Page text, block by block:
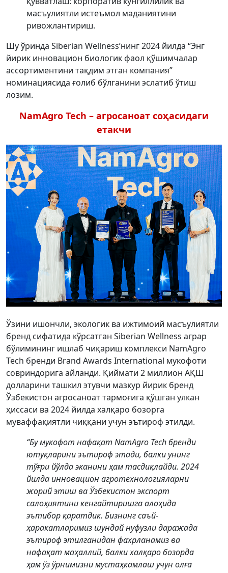
масъулиятли истеъмол маданиятини
ривожлантириш.
Шу ўринда Siberian Wellness’нинг 2024 йилда “Энг
йирик инновацион биологик фаол қўшимчалар
ассортиментини тақдим этган компания”
номинациясида ғолиб бўлганини эслатиб ўтиш
лозим.
NamAgro Tech – агросаноат соҳасидаги
етакчи
Ўзини ишончли, экологик ва ижтимоий масъулиятли
бренд сифатида кўрсатган Siberian Wellness аграр
бўлимининг ишлаб чиқариш комплекси NamAgro
Tech бренди Brand Awards International мукофоти
совриндорига айланди. Қиймати 2 миллион АҚШ
долларини ташкил этувчи мазкур йирик бренд
Ўзбекистон агросаноат тармоғига қўшган улкан
ҳиссаси ва 2024 йилда халқаро бозорга
муваффақиятли чиққани учун эътироф этилди.
“Бу мукофот нафақат NamAgro Tech бренди
ютуқларини эътироф этади, балки унинг
тўғри йўлда эканини ҳам тасдиқлайди. 2024
йилда инновацион агротехнологияларни
жорий этиш ва Ўзбекистон экспорт
салоҳиятини кенгайтиришга алоҳида
эътибор қаратдик. Бизнинг саъй-
ҳаракатларимиз шундай нуфузли даражада
эътироф этилганидан фахрланамиз ва
нафақат маҳаллий, балки халқаро бозорда
ҳам ўз ўрнимизни мустаҳкамлаш учун олға